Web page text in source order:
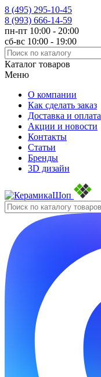
8 (495) 295-10-45
8 (993) 666-14-59
пн-пт 10:00 - 20:00
сб-вс 10:00 - 19:00
Каталог товаров
Меню
О компании
Как сделать заказ
Доставка и оплата
Акции и новости
Контакты
Статьи
Бренды
3D дизайн